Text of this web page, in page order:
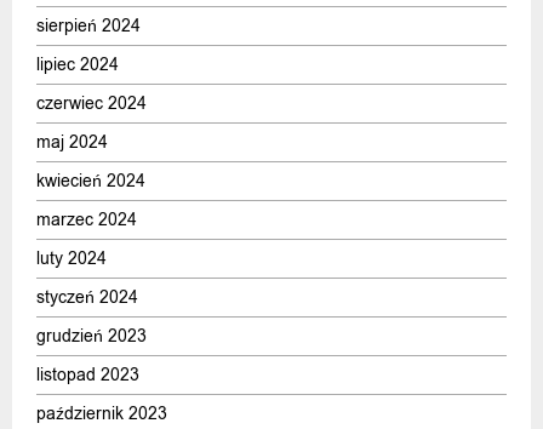
sierpień 2024
lipiec 2024
czerwiec 2024
maj 2024
kwiecień 2024
marzec 2024
luty 2024
styczeń 2024
grudzień 2023
listopad 2023
październik 2023